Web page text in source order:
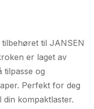
til JANSEN
er laget av
tilpasse og
Perfekt for deg
kompaktlaster.